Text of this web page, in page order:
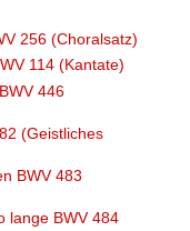
256 (Choralsatz)
114 (Kantate)
446
(Geistliches
BWV 483
lange BWV 484